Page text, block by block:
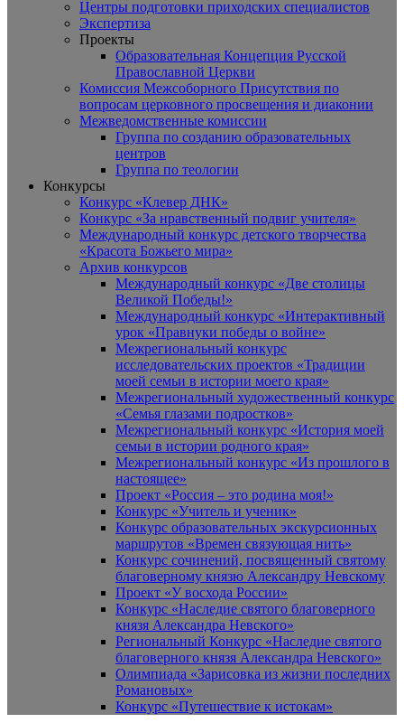
Центры подготовки приходских специалистов
Экспертиза
Проекты
Образовательная Концепция Русской
Православной Церкви
Комиссия Межсоборного Присутствия по
вопросам церковного просвещения и диаконии
Межведомственные комиссии
Группа по созданию образовательных
центров
Группа по теологии
Конкурсы
Конкурс «Клевер ДНК»
Конкурс «За нравственный подвиг учителя»
Международный конкурс детского творчества
«Красота Божьего мира»
Архив конкурсов
Международный конкурс «Две столицы
Великой Победы!»
Международный конкурс «Интерактивный
урок «Правнуки победы о войне»
Межрегиональный конкурс
исследовательских проектов «Традиции
моей семьи в истории моего края»
Межрегиональный художественный конкурс
«Семья глазами подростков»
Межрегиональный конкурс «История моей
семьи в истории родного края»
Межрегиональный конкурс «Из прошлого в
настоящее»
Проект «Россия – это родина моя!»
Конкурс «Учитель и ученик»
Конкурс образовательных экскурсионных
маршрутов «Времен связующая нить»
Конкурс сочинений, посвященный святому
благоверному князю Александру Невскому
Проект «У восхода России»
Конкурс «Наследие святого благоверного
князя Александра Невского»
Региональный Конкурс «Наследие святого
благоверного князя Александра Невского»
Олимпиада «Зарисовка из жизни последних
Романовых»
Конкурс «Путешествие к истокам»